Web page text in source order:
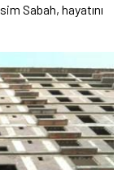
Sabah, hayatını